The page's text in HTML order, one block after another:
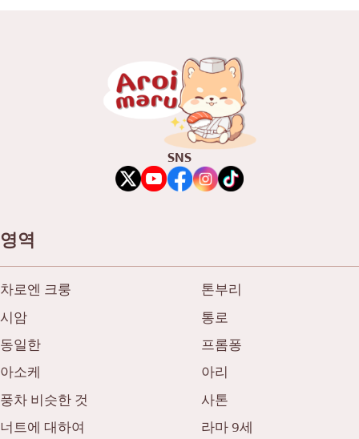
SNS
영역
차로엔 크룽
톤부리
시암
통로
동일한
프롬퐁
아소케
아리
풍차 비슷한 것
사톤
너트에 대하여
라마 9세